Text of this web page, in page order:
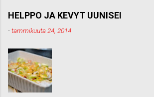
HELPPO JA KEVYT UUNISEI
-tammikuuta 24, 2014